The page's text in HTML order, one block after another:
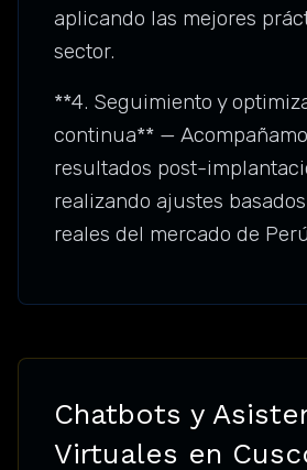
aplicando las mejores
sector.
**4. Seguimiento y
continua** —
resultados post-
realizando ajustes
reales del mercado de
Chatbots y
Virtuales en